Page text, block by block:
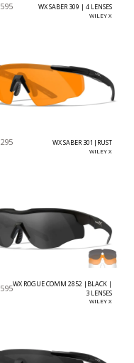
WX SABER 309 | 4 LENSES
595
WILEY X
WX SABER 301|RUST
295
WILEY X
WX ROGUE COMM 2852 |BLACK |
3 LENSES
595
WILEY X